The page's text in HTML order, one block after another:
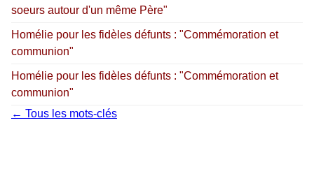
soeurs autour d'un même Père"
Homélie pour les fidèles défunts : "Commémoration et
communion"
Homélie pour les fidèles défunts : "Commémoration et
communion"
← Tous les mots-clés